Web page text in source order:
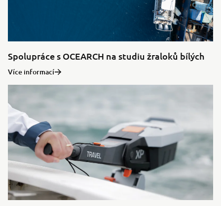
Spolupráce s OCEARCH na studiu žraloků bílých
Více informací